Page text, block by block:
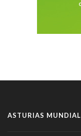
ASTURIAS MUNDIAL